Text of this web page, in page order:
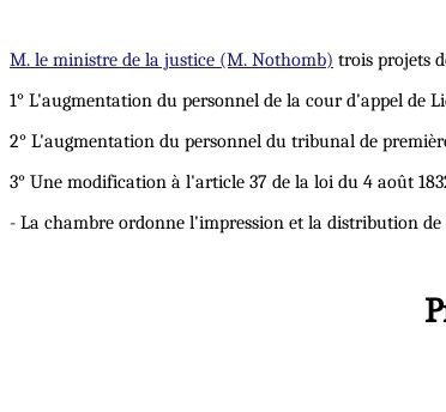
M. le ministre de la justice (M. Nothomb) trois projets
1° L'augmentation du personnel de la cour d'appel de
2° L'augmentation du personnel du tribunal de
3° Une modification à l'article 37 de la loi du 4 août
- La chambre ordonne l'impression et la distribution de